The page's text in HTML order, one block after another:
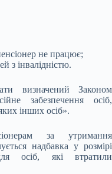
не працює;
з інвалідністю.
визначений Законом
забезпечення осіб,
інших осіб».
за утримання
надбавка у розмірі
осіб, які втратили